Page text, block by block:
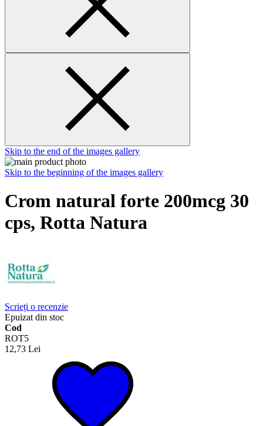
Skip to the end of the images gallery
Skip to the beginning of the images gallery
Crom natural forte 200mcg 30
cps, Rotta Natura
Scrieți o recenzie
Epuizat din stoc
Cod
ROT5
12,73 Lei